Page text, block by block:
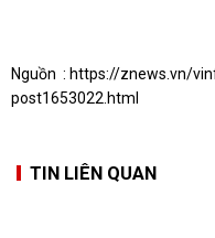
Nguồn : https://znews.vn/
post1653022.html
TIN LIÊN QUAN